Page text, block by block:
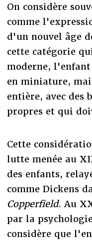
On considère
comme
d'un nouvel âge
cette catégorie
moderne,
en miniature,
entière, avec des
propres et qui
Cette
lutte menée au
des enfants,
comme Dickens
Copperfield. Au
par la
considère que